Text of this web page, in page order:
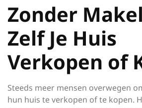
Zonder
Zelf Je Huis
Verkopen of
Steeds meer mensen overwegen
hun huis te verkopen of te kopen.